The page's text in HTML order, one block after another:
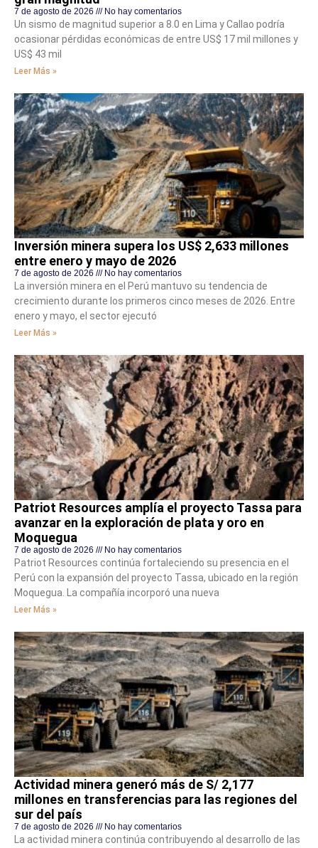
7 de agosto de 2026 No hay comentarios
Un sismo de magnitud superior a 8.0 en Lima y Callao podría
ocasionar pérdidas económicas de entre US$ 17 mil millones y
US$ 43 mil
Leer Más »
Inversión minera supera los US$ 2,633 millones
entre enero y mayo de 2026
7 de agosto de 2026 No hay comentarios
La inversión minera en el Perú mantuvo su tendencia de
crecimiento durante los primeros cinco meses de 2026. Entre
enero y mayo, el sector ejecutó
Leer Más »
Patriot Resources amplía el proyecto Tassa para
avanzar en la exploración de plata y oro en
Moquegua
7 de agosto de 2026 No hay comentarios
Patriot Resources continúa fortaleciendo su presencia en el
Perú con la expansión del proyecto Tassa, ubicado en la región
Moquegua. La compañía incorporó una nueva
Leer Más »
Actividad minera generó más de S/ 2,177
millones en transferencias para las regiones del
sur del país
7 de agosto de 2026 No hay comentarios
La actividad minera continúa contribuyendo al desarrollo de las